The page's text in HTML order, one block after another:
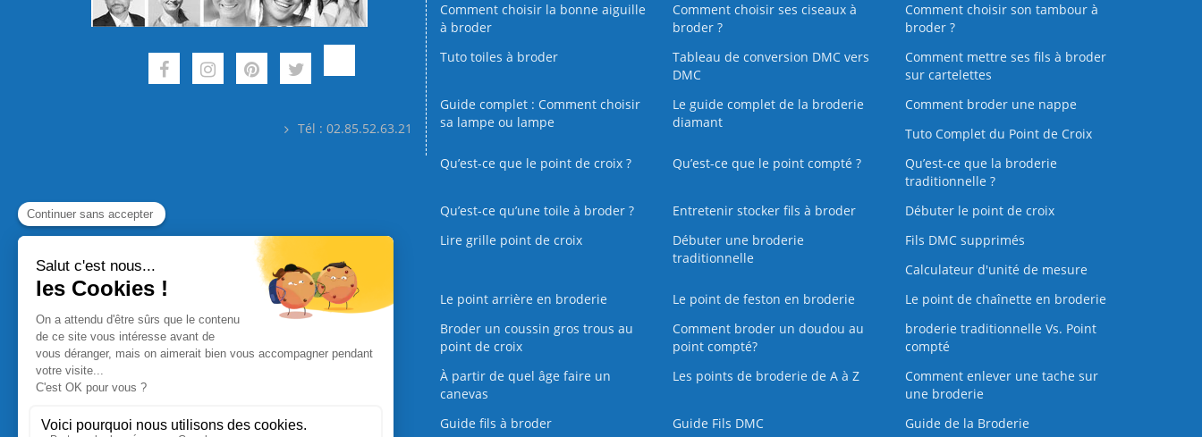
Tél : 02.85.52.63.21
Comment choisir la bonne aiguille
à broder
Comment choisir ses ciseaux à
broder ?
Comment choisir son tambour à
broder ?
Tuto toiles à broder
Tableau de conversion DMC vers
DMC
Comment mettre ses fils à broder
sur cartelettes
Guide complet : Comment choisir
sa lampe ou lampe
Le guide complet de la broderie
diamant
Comment broder une nappe
Tuto Complet du Point de Croix
Qu’est-ce que le point de croix ?
Qu’est-ce que le point compté ?
Qu’est-ce que la broderie
traditionnelle ?
Qu’est‑ce qu’une toile à broder ?
Entretenir stocker fils à broder
Débuter le point de croix
Lire grille point de croix
Débuter une broderie
traditionnelle
Fils DMC supprimés
Calculateur d'unité de mesure
Le point arrière en broderie
Le point de feston en broderie
Le point de chaînette en broderie
Broder un coussin gros trous au
point de croix
Comment broder un doudou au
point compté?
broderie traditionnelle Vs. Point
compté
À partir de quel âge faire un
canevas
Les points de broderie de A à Z
Comment enlever une tache sur
une broderie
Guide fils à broder
Guide Fils DMC Guide de la Broderie